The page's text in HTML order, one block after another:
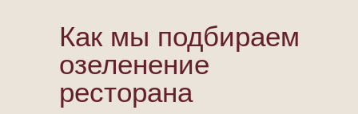
Как мы подбираем
озеленение
ресторана